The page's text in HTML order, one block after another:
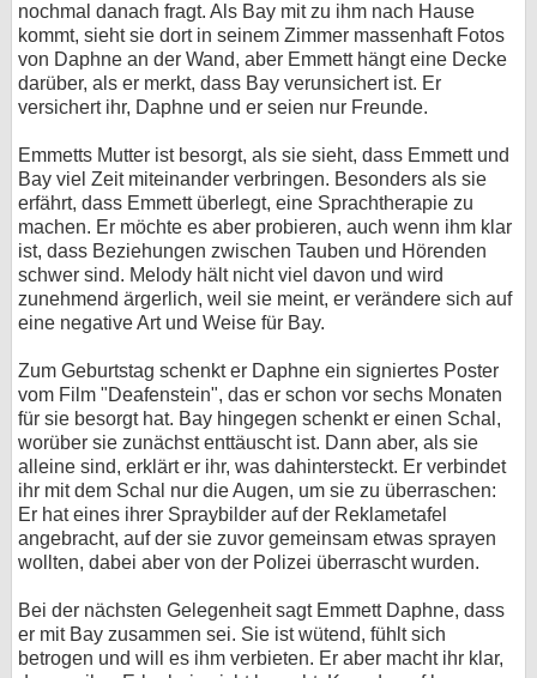
nochmal danach fragt. Als Bay mit zu ihm nach Hause
kommt, sieht sie dort in seinem Zimmer massenhaft Fotos
von Daphne an der Wand, aber Emmett hängt eine Decke
darüber, als er merkt, dass Bay verunsichert ist. Er
versichert ihr, Daphne und er seien nur Freunde.
Emmetts Mutter ist besorgt, als sie sieht, dass Emmett und
Bay viel Zeit miteinander verbringen. Besonders als sie
erfährt, dass Emmett überlegt, eine Sprachtherapie zu
machen. Er möchte es aber probieren, auch wenn ihm klar
ist, dass Beziehungen zwischen Tauben und Hörenden
schwer sind. Melody hält nicht viel davon und wird
zunehmend ärgerlich, weil sie meint, er verändere sich auf
eine negative Art und Weise für Bay.
Zum Geburtstag schenkt er Daphne ein signiertes Poster
vom Film "Deafenstein", das er schon vor sechs Monaten
für sie besorgt hat. Bay hingegen schenkt er einen Schal,
worüber sie zunächst enttäuscht ist. Dann aber, als sie
alleine sind, erklärt er ihr, was dahintersteckt. Er verbindet
ihr mit dem Schal nur die Augen, um sie zu überraschen:
Er hat eines ihrer Spraybilder auf der Reklametafel
angebracht, auf der sie zuvor gemeinsam etwas sprayen
wollten, dabei aber von der Polizei überrascht wurden.
Bei der nächsten Gelegenheit sagt Emmett Daphne, dass
er mit Bay zusammen sei. Sie ist wütend, fühlt sich
betrogen und will es ihm verbieten. Er aber macht ihr klar,